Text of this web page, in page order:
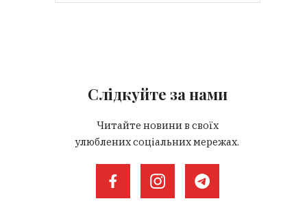
Слідкуйте за нами
Читайте новини в своїх
улюблених соціальних мережах.